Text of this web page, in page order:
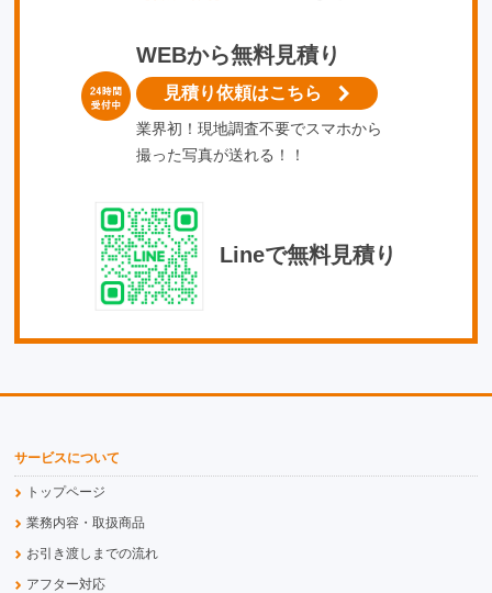
WEBから無料見積り
見積り依頼はこちら
業界初！現地調査不要でスマホから
撮った写真が送れる！！
Lineで無料見積り
サービスについて
トップページ
業務内容・取扱商品
お引き渡しまでの流れ
アフター対応